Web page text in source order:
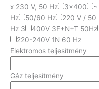
x 230 V, 50 Hz
3x400
Hz
50/60 Hz 220 V / 50
Hz 3
400V 3F+N+T 50Hz
220-240V 1N 60 Hz
Elektromos teljesítmény
Gáz teljesítmény